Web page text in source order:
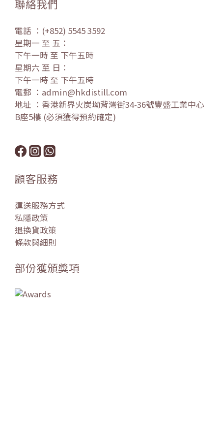
聯絡我們
電話 ：(+852) 5545 3592
星期一 至 五：
下午一時 至 下午五時
星期六 至 日：
下午一時 至 下午五時
電郵 ：admin@hkdistill.com
地址 ：香港新界火炭坳背灣街34-36號豐盛工業中心
B座5樓 (必須獲得預約確定)
顧客服務
運送服務方式
私隱政策
退換貨政策
條款與細則
部份獲頒獎項